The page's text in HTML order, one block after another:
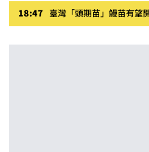
18:47 臺灣「頭期苗」鰻苗有望開放出口？ 漁